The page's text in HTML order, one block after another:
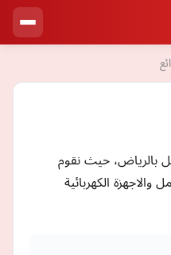
بالرياض، حيث نقوم
والاجهزة الكهربائية